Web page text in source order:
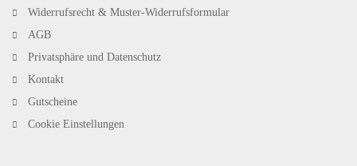
Widerrufsrecht & Muster-Widerrufsformular
AGB
Privatsphäre und Datenschutz
Kontakt
Gutscheine
Cookie Einstellungen